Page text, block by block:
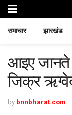
समाचार झारखंड
आइए जानते
जिक्र
by bnnbharat.com